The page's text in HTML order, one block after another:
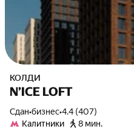
КОЛДИ
N’ICE LOFT
Сдан•бизнес•4.4 (407)
Калитники
8 мин.